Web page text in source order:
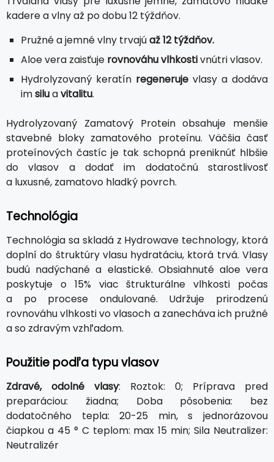
kadere a vlny až po dobu 12 týždňov.
Pružné a jemné vlny trvajúaž 12 týždňov.
Aloe vera zaisťuje rovnováhu vlhkostivnútri vlasov.
Hydrolyzovaný keratín regeneruje vlasy a dodáva
imsiluavitalitu.
Hydrolyzovaný Zamatový Protein obsahuje menšie
stavebné bloky zamatového proteínu. Väčšia časť
proteínových častíc je tak schopná preniknúť hlbšie
do vlasov a dodať im dodatočnú starostlivosť
a luxusné, zamatovo hladký povrch.
Technológia
Technológia sa skladá z Hydrowave technology, ktorá
doplní do štruktúry vlasu hydratáciu, ktorá trvá. Vlasy
budú nadýchané a elastické. Obsiahnuté aloe vera
poskytuje o 15% viac štrukturálne vlhkosti počas
a po procese ondulované. Udržuje prirodzenú
rovnováhu vlhkosti vo vlasoch a zanecháva ich pružné
a so zdravým vzhľadom.
Použitie podľa typu vlasov
Zdravé, odolné vlasy: Roztok: 0; Príprava pred
preparáciou: žiadna; Doba pôsobenia: bez
dodatočného tepla: 20-25 min, s jednorázovou
čiapkou a 45 ° C teplom: max 15 min; Sila Neutralizer:
Neutralizér